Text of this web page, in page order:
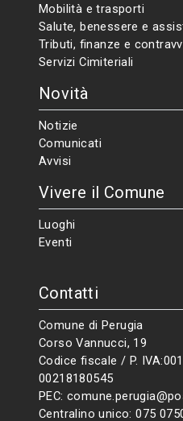
Mobilità e trasporti
Salute, benessere e
Tributi, finanze e
Servizi Cimiteriali
Novità
Notizie
Comunicati
Avvisi
Vivere il Comune
Luoghi
Eventi
Contatti
Comune di Perugia
Corso Vannucci, 19
Codice fiscale / P.
00218180545
PEC:
Centralino unico:075